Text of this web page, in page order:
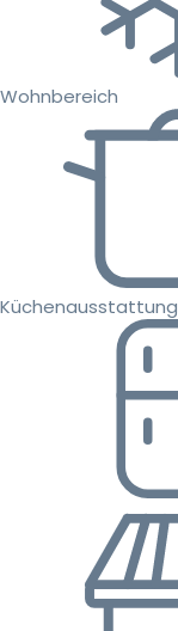
Wohnbereich
Küchenausstattung